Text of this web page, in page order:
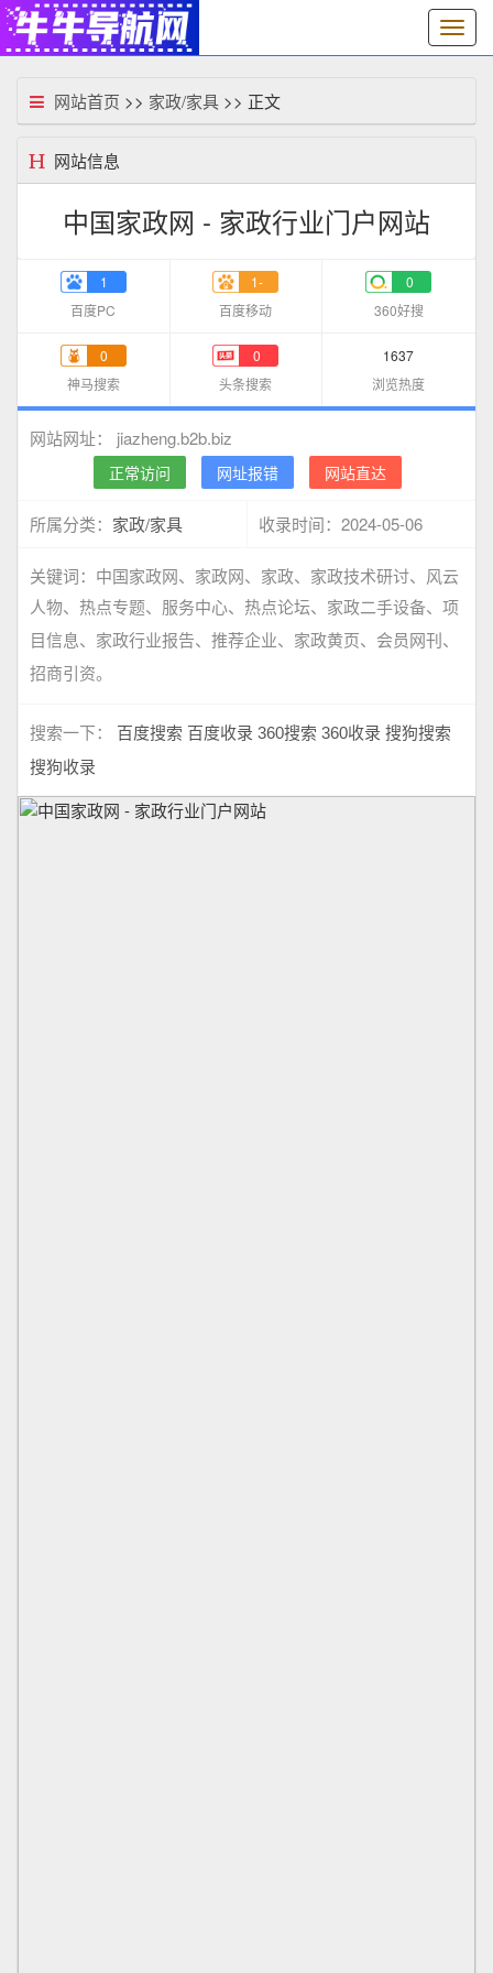
切
换
网站首页 >> 家政/家具 >> 正文
网站信息
中国家政网 - 家政行业门户网站
1
百度PC
1-
百度移动
0
360好搜
0
神马搜索
0
头条搜索
1637
浏览热度
网站网址： jiazheng.b2b.biz
正常访问 网址报错 网站直达
所属分类： 家政/家具 收录时间： 2024-05-06
关键词： 中国家政网、家政网、家政、家政技术研讨、风云
人物、热点专题、服务中心、热点论坛、家政二手设备、项
目信息、家政行业报告、推荐企业、家政黄页、会员网刊、
招商引资。
搜索一下： 百度搜索 百度收录 360搜索 360收录 搜狗搜索
搜狗收录